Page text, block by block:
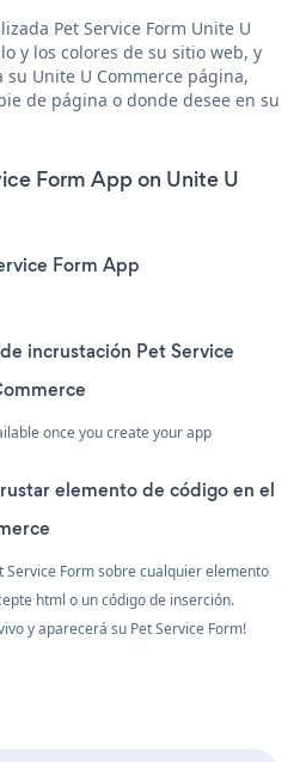
Pet Service Form Unite U
y los colores de su sitio web, y
su Unite U Commerce página,
de página o donde desee en su
Form App on Unite U
Form App
incrustación Pet Service
once you create your app
elemento de código en el
Service Form sobre cualquier elemento
html o un código de inserción.
y aparecerá su Pet Service Form!